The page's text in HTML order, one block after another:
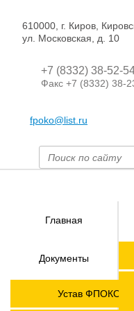
610000, г. Киров,
ул. Московская, д. 10
+7 (8332) 38-52-
Факс +7 (8332) 38-
fpoko@list.ru
Главная
Документы
Устав ФПОКО с
Членские